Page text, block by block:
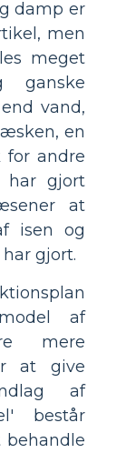
damp er
men
meget
ganske
vand,
en
for andre
har gjort
at
isen og
gjort.
af
mere
at give
af
består